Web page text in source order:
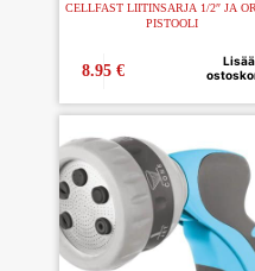
CELLFAST LIITINSARJA 1/2″ JA
PISTOOLI
8.95€
Lisää